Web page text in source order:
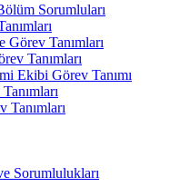
Sorumluları
Tanımları
Tanımları
Ekibi Görev Tanımı
Tanımları
Sorumlulukları